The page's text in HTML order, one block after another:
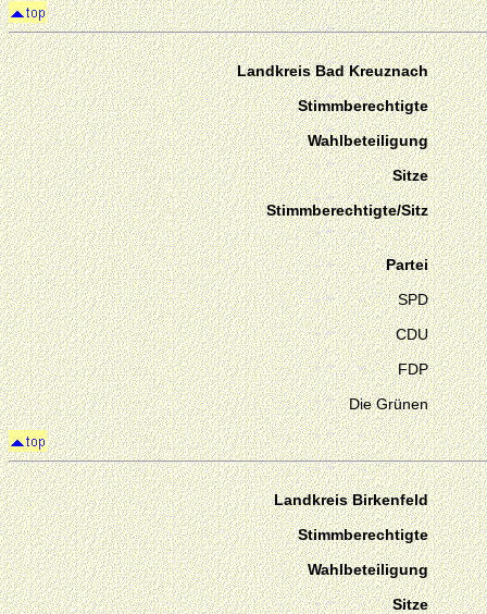
Landkreis Bad Kreuznach
Stimmberechtigte
Wahlbeteiligung
Sitze
Stimmberechtigte/Sitz
Partei
SPD
CDU
FDP
Die Grünen
Landkreis Birkenfeld
Stimmberechtigte
Wahlbeteiligung
Sitze